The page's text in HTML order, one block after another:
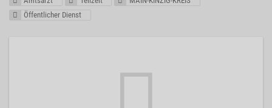
Öffentlicher Dienst